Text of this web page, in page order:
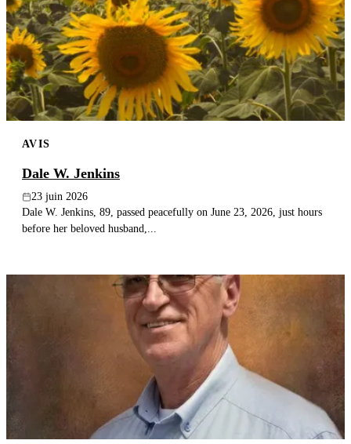
AVIS
Dale W. Jenkins
23 juin 2026
Dale W. Jenkins, 89, passed peacefully on June 23, 2026, just hours
before her beloved husband,...